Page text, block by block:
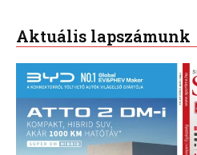
Aktuális lapszámunk